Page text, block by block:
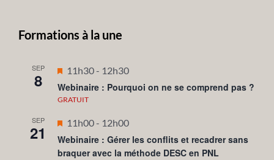
Formations à la une
SEP
8
Mis
en
avant
11h30- 12h30
Webinaire : Pourquoi on ne se comprend pas ?
GRATUIT
SEP
21
Mis
en
avant
11h00- 12h00
Webinaire : Gérer les conflits et recadrer sans
braquer avec la méthode DESC en PNL